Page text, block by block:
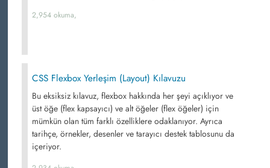
2,954 okuma,
CSS Flexbox Yerleşim (Layout) Kılavuzu
Bu eksiksiz kılavuz, flexbox hakkında her şeyi açıklıyor ve
üst öğe (flex kapsayıcı) ve alt öğeler (flex öğeler) için
mümkün olan tüm farklı özelliklere odaklanıyor. Ayrıca
tarihçe, örnekler, desenler ve tarayıcı destek tablosunu da
içeriyor.